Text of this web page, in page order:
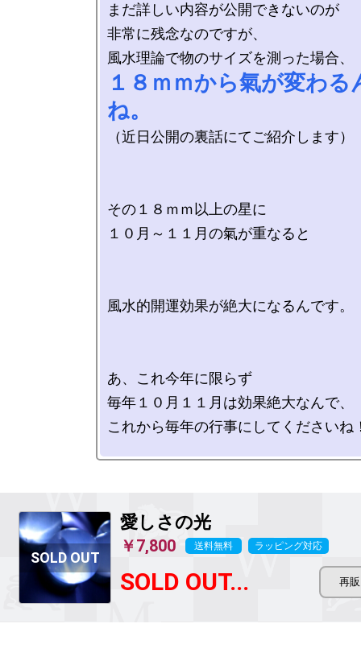
まだ詳しい内容が公開できないのが
非常に残念なのですが、
１８ｍｍから氣が変わる
ね。
（近日公開の裏話にてご紹介します）
その１８ｍｍ以上の星に
１０月～１１月の氣が重なると
風水的開運効果が絶大になるんです。
あ、これ今年に限らず
毎年１０月１１月は効果絶大なんで、
これから毎年の行事にしてくださいね
愛しさの光
￥7,800 送料無料 ラッピング対応
SOLD OUT...